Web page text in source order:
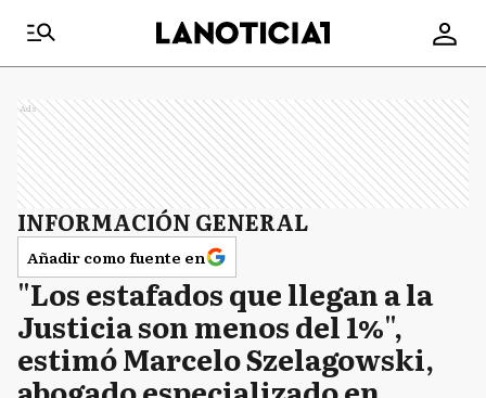
Ads
INFORMACIÓN GENERAL
Añadir como fuente en
"Los estafados que llegan a la
Justicia son menos del 1%",
estimó Marcelo Szelagowski,